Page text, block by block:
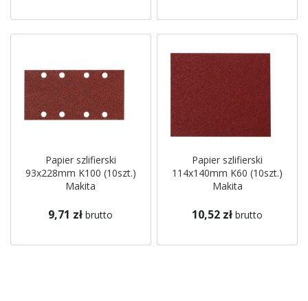
Papier szlifierski
93x228mm K100 (10szt.)
Makita
9,71 zł brutto
Papier szlifierski
114x140mm K60 (10szt.)
Makita
10,52 zł brutto